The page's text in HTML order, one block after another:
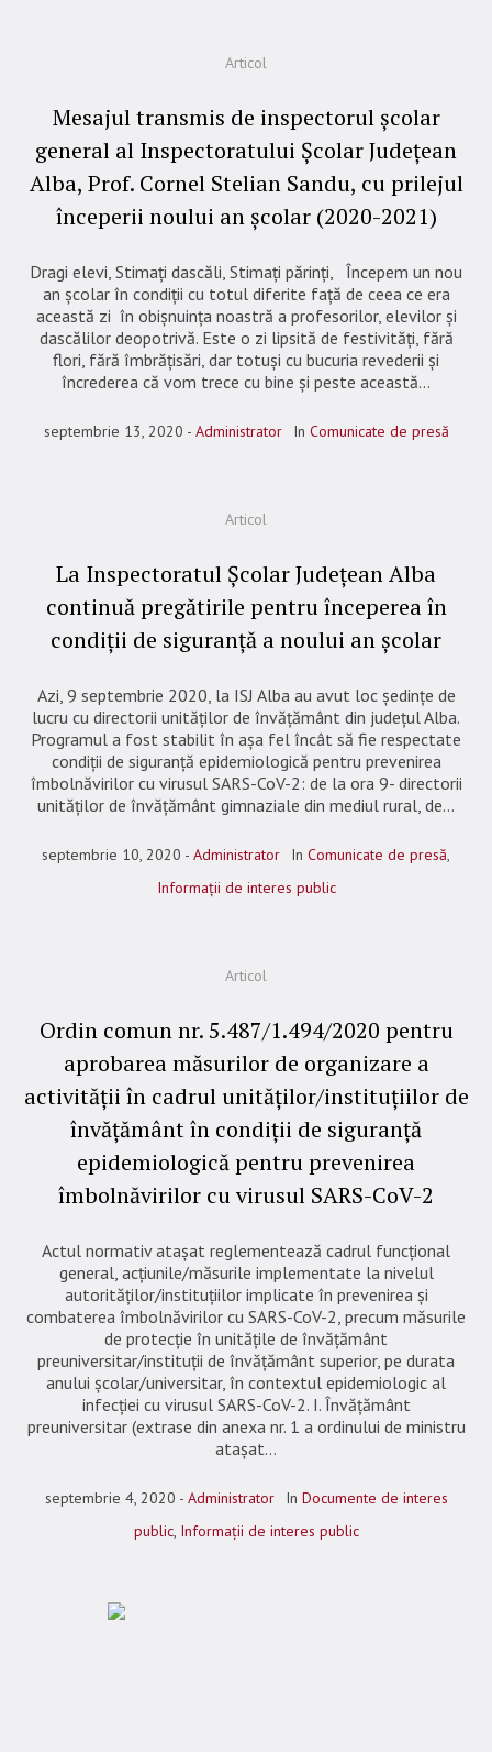
Articol
Mesajul transmis de inspectorul școlar
general al Inspectoratului Școlar Județean
Alba, Prof. Cornel Stelian Sandu, cu prilejul
începerii noului an școlar (2020-2021)
Dragi elevi, Stimați dascăli, Stimați părinți, Începem un nou
an școlar în condiții cu totul diferite față de ceea ce era
această zi în obișnuința noastră a profesorilor, elevilor și
dascălilor deopotrivă. Este o zi lipsită de festivități, fără
flori, fără îmbrățisări, dar totuși cu bucuria revederii și
încrederea că vom trece cu bine și peste această...
septembrie 13, 2020 Administrator In Comunicate de presă
Articol
La Inspectoratul Școlar Județean Alba
continuă pregătirile pentru începerea în
condiții de siguranță a noului an școlar
Azi, 9 septembrie 2020, la ISJ Alba au avut loc ședințe de
lucru cu directorii unităților de învățământ din județul Alba.
Programul a fost stabilit în așa fel încât să fie respectate
condiții de siguranță epidemiologică pentru prevenirea
îmbolnăvirilor cu virusul SARS-CoV-2: de la ora 9- directorii
unităților de învățământ gimnaziale din mediul rural, de...
septembrie 10, 2020 Administrator In Comunicate de presă,
Informații de interes public
Articol
Ordin comun nr. 5.487/1.494/2020 pentru
aprobarea măsurilor de organizare a
activităţii în cadrul unităţilor/instituţiilor de
învăţământ în condiţii de siguranţă
epidemiologică pentru prevenirea
îmbolnăvirilor cu virusul SARS-CoV-2
Actul normativ atașat reglementează cadrul funcțional
general, acţiunile/măsurile implementate la nivelul
autorităților/instituțiilor implicate în prevenirea şi
combaterea îmbolnăvirilor cu SARS-CoV-2, precum măsurile
de protecție în unitățile de învățământ
preuniversitar/instituții de învățământ superior, pe durata
anului școlar/universitar, în contextul epidemiologic al
infecției cu virusul SARS-CoV-2. I. Învățământ
preuniversitar (extrase din anexa nr. 1 a ordinului de ministru
atașat...
septembrie 4, 2020 Administrator In Documente de interes
public, Informații de interes public